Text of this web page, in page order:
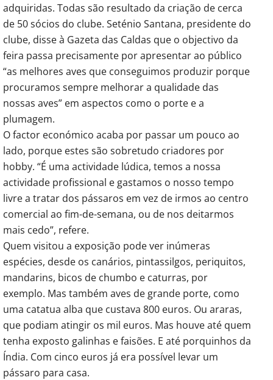
adquiridas. Todas são resultado da criação de cerca
de 50 sócios do clube. Seténio Santana, presidente do
clube, disse à Gazeta das Caldas que o objectivo da
feira passa precisamente por apresentar ao público
“as melhores aves que conseguimos produzir porque
procuramos sempre melhorar a qualidade das
nossas aves” em aspectos como o porte e a
plumagem.
O factor económico acaba por passar um pouco ao
lado, porque estes são sobretudo criadores por
hobby. “É uma actividade lúdica, temos a nossa
actividade profissional e gastamos o nosso tempo
livre a tratar dos pássaros em vez de irmos ao centro
comercial ao fim-de-semana, ou de nos deitarmos
mais cedo”, refere.
Quem visitou a exposição pode ver inúmeras
espécies, desde os canários, pintassilgos, periquitos,
mandarins, bicos de chumbo e caturras, por
exemplo. Mas também aves de grande porte, como
uma catatua alba que custava 800 euros. Ou araras,
que podiam atingir os mil euros. Mas houve até quem
tenha exposto galinhas e faisões. E até porquinhos da
Índia. Com cinco euros já era possível levar um
pássaro para casa.